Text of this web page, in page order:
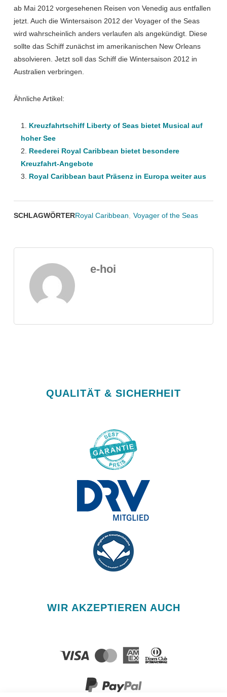
ab Mai 2012 vorgesehenen Reisen von Venedig aus entfallen
jetzt. Auch die Wintersaison 2012 der Voyager of the Seas
wird wahrscheinlich anders verlaufen als angekündigt. Diese
sollte das Schiff zunächst im amerikanischen New Orleans
absolvieren. Jetzt soll das Schiff die Wintersaison 2012 in
Australien verbringen.
Ähnliche Artikel:
Kreuzfahrtschiff Liberty of Seas bietet Musical auf
hoher See
Reederei Royal Caribbean bietet besondere
Kreuzfahrt-Angebote
Royal Caribbean baut Präsenz in Europa weiter aus
SCHLAGWÖRTERRoyal Caribbean Voyager of the Seas
e-hoi
QUALITÄT & SICHERHEIT
WIR AKZEPTIEREN AUCH